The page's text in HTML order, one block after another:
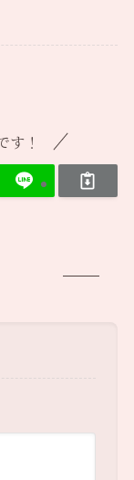
す！